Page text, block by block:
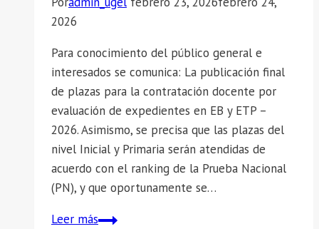
DE
IMPLEMENTACIÓN
DE
LAS
NICSP..
2026
Para conocimiento del público general e
interesados se comunica: La publicación final
de plazas para la contratación docente por
evaluación de expedientes en EB y ETP –
2026. Asimismo, se precisa que las plazas del
nivel Inicial y Primaria serán atendidas de
acuerdo con el ranking de la Prueba Nacional
(PN), y que oportunamente se…
Leer más📣